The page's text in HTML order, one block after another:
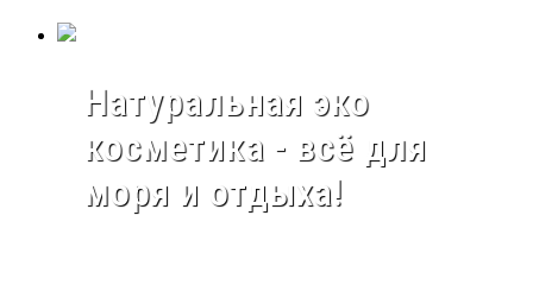
Натуральная эко
косметика - всё для
моря и отдыха!